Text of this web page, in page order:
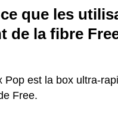
que les
de la fibre
Pop est la box ultra-
Free.